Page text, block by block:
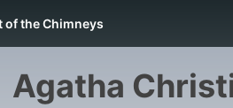
of the Chimneys
Agatha